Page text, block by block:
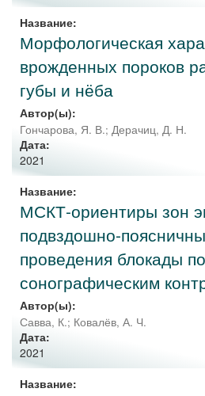
Название:
Морфологическая
врожденных пороков
губы и нёба
Автор(ы):
Гончарова, Я. В.; Дерачиц, Д. Н.
Дата:
2021
Название:
МСКТ-ориентиры зон
подвздошно-
проведения блокады
сонографическим
Автор(ы):
Савва, К.; Ковалёв, А. Ч.
Дата:
2021
Название: